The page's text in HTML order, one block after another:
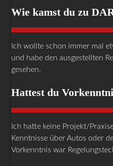
Wie kamst du zu
Ich wollte schon immer mal
und habe den ausgestellten
gesehen.
Hattest du
Ich hatte keine Projekt/
Kenntnisse über Autos oder
Vorkenntnis war